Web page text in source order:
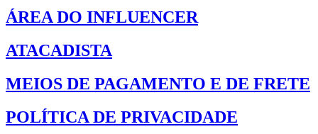
ÁREA DO INFLUENCER
ATACADISTA
MEIOS DE PAGAMENTO E DE FRETE
POLÍTICA DE PRIVACIDADE